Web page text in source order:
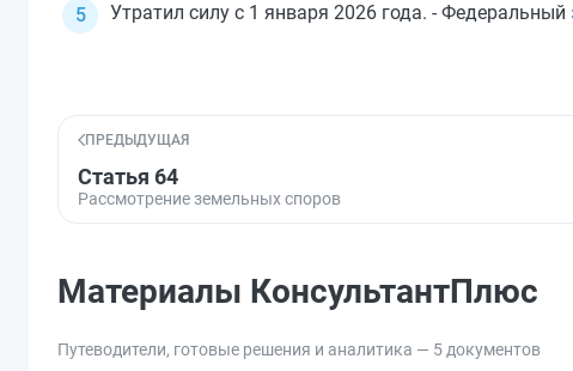
Утратил силу с 1 января 2026 года. - Федеральный
ПРЕДЫДУЩАЯ
Статья 64
Рассмотрение земельных споров
Материалы КонсультантПлюс
Путеводители, готовые решения и аналитика — 5 документов